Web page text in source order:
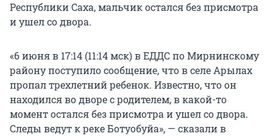
Республики Саха, мальчик остался без присмотра
и ушел со двора.
«6 июня в 17:14 (11:14 мск) в ЕДДС по Мирнинскому
району поступило сообщение, что в селе Арылах
пропал трехлетний ребенок. Известно, что он
находился во дворе с родителем, в какой-то
момент остался без присмотра и ушел со двора.
Следы ведут к реке Ботуобуйа», — сказали в